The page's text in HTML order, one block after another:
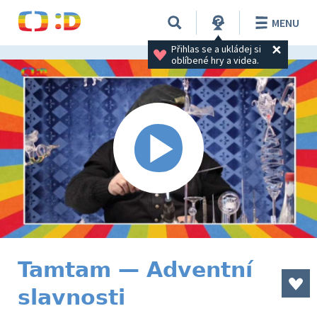
Přihlas se a ukládej si
oblíbené hry a videa.
MENU
Tamtam — Adventní
slavnosti